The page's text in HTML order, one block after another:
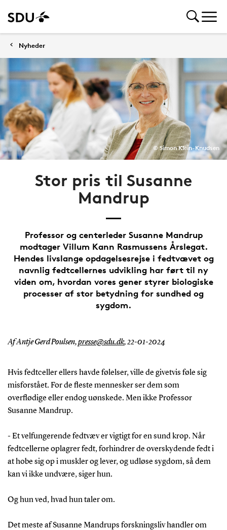
Nyheder
© Simon Klein-Knudsen
Stor pris til Susanne
Mandrup
Professor og centerleder Susanne Mandrup
modtager Villum Kann Rasmussens Årslegat.
Hendes livslange opdagelsesrejse i fedtvævet og
navnlig fedtcellernes udvikling har ført til ny
viden om, hvordan vores gener styrer biologiske
processer af stor betydning for sundhed og
sygdom.
Af Antje Gerd Poulsen,presse@sdu.dk,22-01-2024
Hvis fedtceller ellers havde følelser, ville de givetvis føle sig
misforstået. For de fleste mennesker ser dem som
overflødige eller endog uønskede. Men ikke Professor
Susanne Mandrup.
- Et velfungerende fedtvæv er vigtigt for en sund krop. Når
fedtcellerne oplagrer fedt, forhindrer de overskydende fedt i
at hobe sig op i muskler og lever, og udløse sygdom, så dem
kan vi ikke undvære, siger hun.
Og hun ved, hvad hun taler om.
Det meste af Susanne Mandrups forskningsliv handler om